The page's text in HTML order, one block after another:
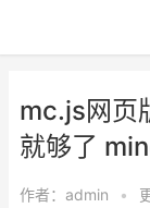
mc.js网页
就够了
作者： admin •